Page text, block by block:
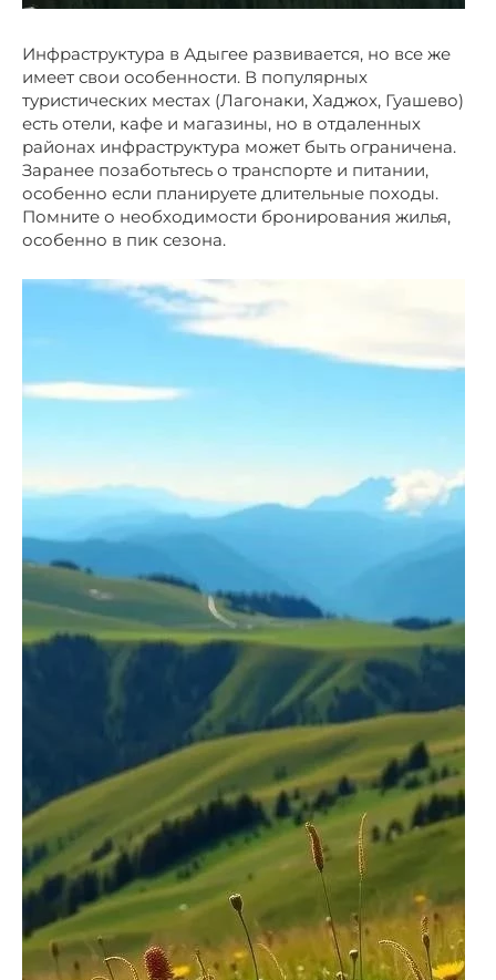
Инфраструктура в Адыгее развивается, но все же
имеет свои особенности. В популярных
туристических местах (Лагонаки, Хаджох, Гуашево)
есть отели, кафе и магазины, но в отдаленных
районах инфраструктура может быть ограничена.
Заранее позаботьтесь о транспорте и питании,
особенно если планируете длительные походы.
Помните о необходимости бронирования жилья,
особенно в пик сезона.